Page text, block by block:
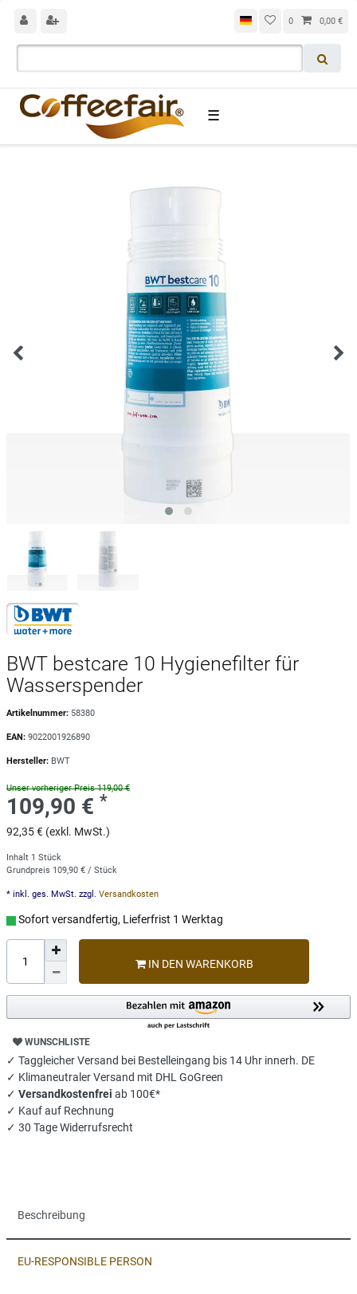
0 0,00 €
☰
BWT bestcare 10 Hygienefilter für
Wasserspender
Artikelnummer: 58380
EAN: 9022001926890
Hersteller: BWT
Unser vorheriger Preis 119,00 €
109,90 € *
92,35 € (exkl. MwSt.)
Inhalt 1 Stück
Grundpreis 109,90 € / Stück
* inkl. ges. MwSt. zzgl. Versandkosten
Sofort versandfertig, Lieferfrist 1 Werktag
IN DEN WARENKORB
WUNSCHLISTE
✓ Taggleicher Versand bei Bestelleingang bis 14 Uhr innerh. DE
✓ Klimaneutraler Versand mit DHL GoGreen
✓ Versandkostenfrei ab 100€*
✓ Kauf auf Rechnung
✓ 30 Tage Widerrufsrecht
Beschreibung
EU-RESPONSIBLE PERSON